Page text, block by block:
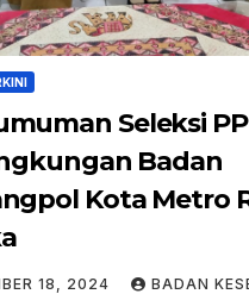
Seleksi
Badan
Kota Metro
18, 2024 BADAN